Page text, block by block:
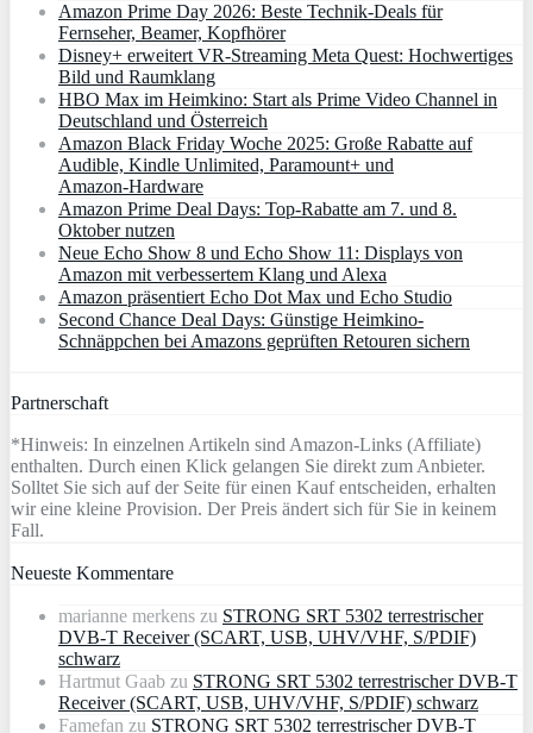
Amazon Prime Day 2026: Beste Technik-Deals für
Fernseher, Beamer, Kopfhörer
Disney+ erweitert VR‑Streaming Meta Quest: Hochwertiges
Bild und Raumklang
HBO Max im Heimkino: Start als Prime Video Channel in
Deutschland und Österreich
Amazon Black Friday Woche 2025: Große Rabatte auf
Audible, Kindle Unlimited, Paramount+ und
Amazon‑Hardware
Amazon Prime Deal Days: Top-Rabatte am 7. und 8.
Oktober nutzen
Neue Echo Show 8 und Echo Show 11: Displays von
Amazon mit verbessertem Klang und Alexa
Amazon präsentiert Echo Dot Max und Echo Studio
Second Chance Deal Days: Günstige Heimkino-
Schnäppchen bei Amazons geprüften Retouren sichern
Partnerschaft
*Hinweis: In einzelnen Artikeln sind Amazon-Links (Affiliate)
enthalten. Durch einen Klick gelangen Sie direkt zum Anbieter.
Solltet Sie sich auf der Seite für einen Kauf entscheiden, erhalten
wir eine kleine Provision. Der Preis ändert sich für Sie in keinem
Fall.
Neueste Kommentare
marianne merkens zu STRONG SRT 5302 terrestrischer
DVB-T Receiver (SCART, USB, UHV/VHF, S/PDIF)
schwarz
Hartmut Gaab zu STRONG SRT 5302 terrestrischer DVB-T
Receiver (SCART, USB, UHV/VHF, S/PDIF) schwarz
Famefan zu STRONG SRT 5302 terrestrischer DVB-T